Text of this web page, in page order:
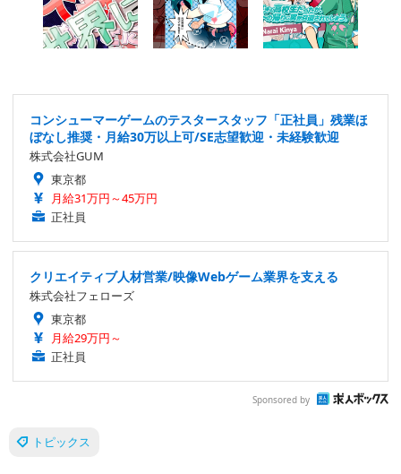
コンシューマーゲームのテスタースタッフ「正社員」残業ほ
ぼなし推奨・月給30万以上可/SE志望歓迎・未経験歓迎
株式会社GUM
東京都
月給31万円～45万円
正社員
クリエイティブ人材営業/映像Webゲーム業界を支える
株式会社フェローズ
東京都
月給29万円～
正社員
Sponsored by
トピックス